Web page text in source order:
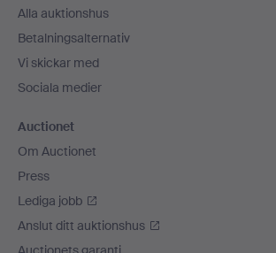
Alla auktionshus
Betalningsalternativ
Vi skickar med
Sociala medier
Auctionet
Om Auctionet
Press
Lediga jobb
Anslut ditt auktionshus